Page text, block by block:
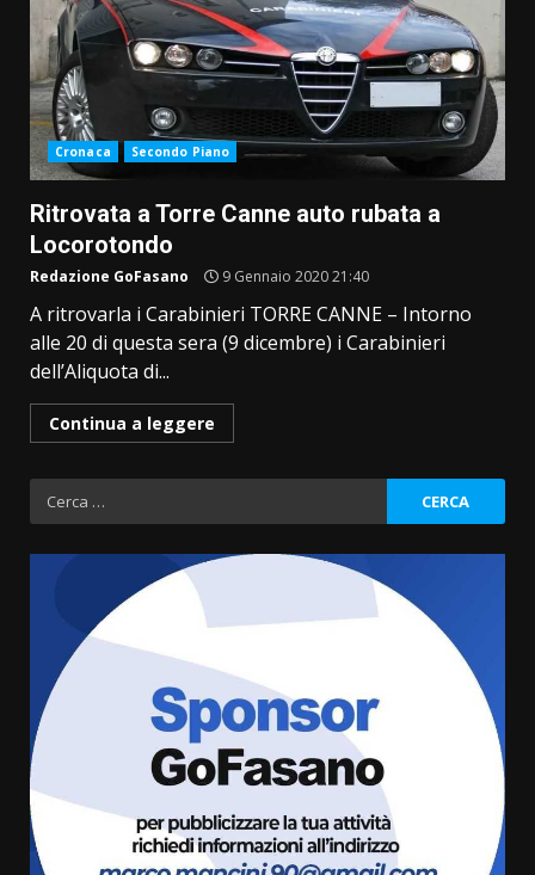
Cronaca Secondo Piano
Ritrovata a Torre Canne auto rubata a
Locorotondo
Redazione GoFasano 9 Gennaio 2020 21:40
A ritrovarla i Carabinieri TORRE CANNE – Intorno
alle 20 di questa sera (9 dicembre) i Carabinieri
dell’Aliquota di...
Continua a leggere
Ricerca
per:
Savelletri in festa, domani sera
grande spettacolo con Uccio De
8 Agosto 2026 07:30